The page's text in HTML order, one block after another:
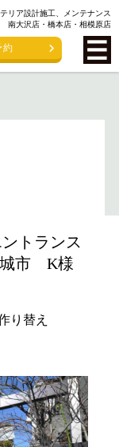
約
リア設計施工、メンテナンス
南大沢店・橋本店・相模原店
トランス
城市 K様
り替え